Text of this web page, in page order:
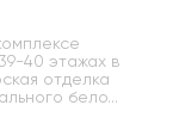
40 этажах в
отделка
бело...